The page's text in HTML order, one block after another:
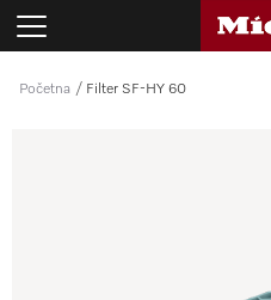
Početna Filter SF-HY 60